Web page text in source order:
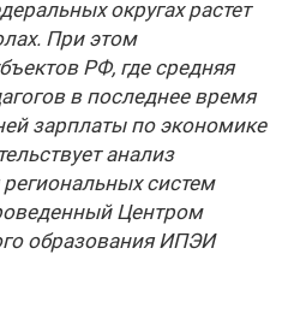
округах растет
При этом
РФ, где средняя
в последнее время
зарплаты по экономике
анализ
систем
Центром
образования ИПЭИ